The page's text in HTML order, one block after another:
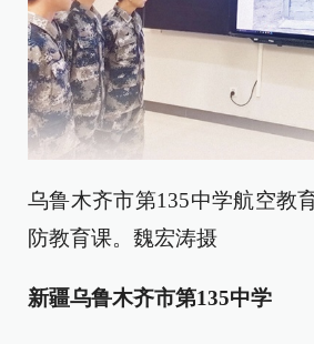
乌鲁木齐市第135中学航空教
防教育课。魏宏涛摄
新疆乌鲁木齐市第135中学